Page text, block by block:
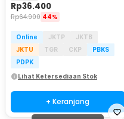
Rp36.400
Rp64.900 44%
Online JKTP
JKTB
JKTU
TGR CKP
PBKS
PDPK
Lihat Ketersediaan Stok
+ Keranjang